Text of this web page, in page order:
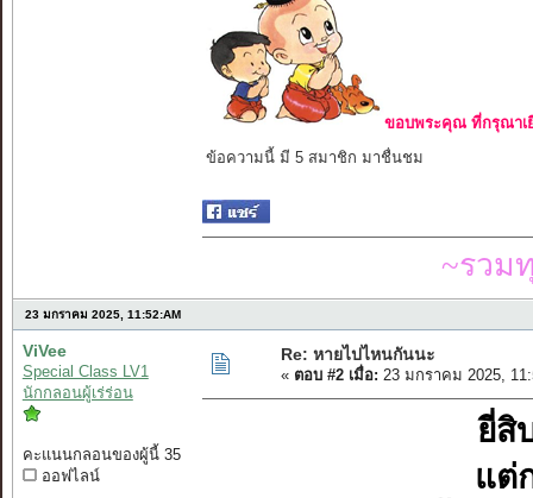
ขอบพระคุณ ที่กรุณาเ
ข้อความนี้ มี 5 สมาชิก มาชื่นชม
~รวม
23 มกราคม 2025, 11:52:AM
ViVee
Special Class LV1
นักกลอนผู้เร่ร่อน
คะแนนกลอนของผู้นี้ 35
ออฟไลน์
Re: หายไปไหนกันนะ
« ตอบ #2 เมื่อ: 23 มกราคม 2025,
ยี่สิ
แต่